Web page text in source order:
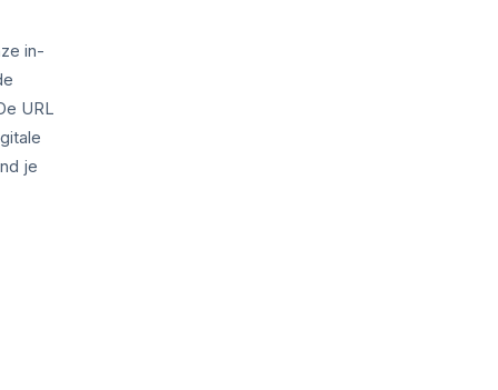
in-
URL
je